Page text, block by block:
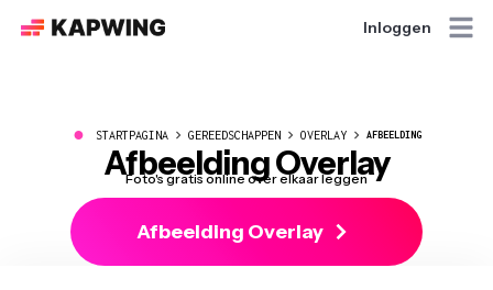
Inloggen
● STARTPAGINA GEREEDSCHAPPEN OVERLAY AFBEELDING
Afbeelding Overlay
Foto's gratis online over elkaar leggen
Afbeelding Overlay